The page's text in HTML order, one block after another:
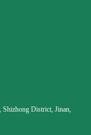
District, Jinan,